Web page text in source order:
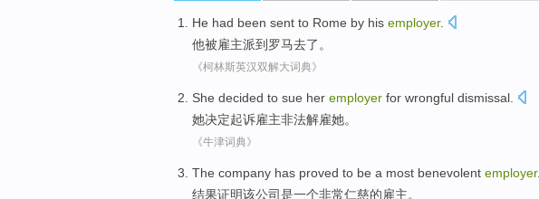
He had been sent to Rome by his employer.
他被雇主派到 罗马去了。
《柯林斯英汉双解大词典》
She decided to sue her employer for wrongful dismissal
她决定起诉雇主非法解雇她。
《牛津词典》
The company has proved to be a most benevolent employer.
结果证明该公司是一个非常仁慈的雇主。